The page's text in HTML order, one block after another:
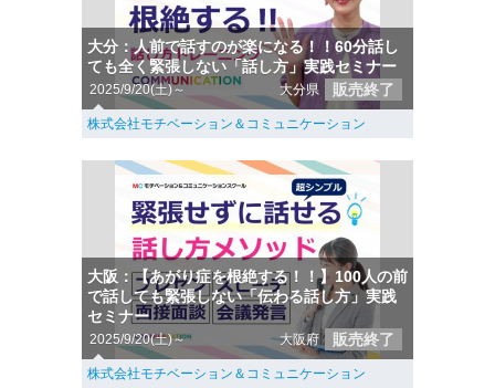
大分：人前で話すのが楽になる！！60分話し
ても全く緊張しない「話し方」実践セミナー
2025/9/20(土)～ 大分県 販売終了
株式会社モチベーション＆コミュニケーション
大阪：【あがり症を根絶する！！】100人の前
で話しても緊張しない「伝わる話し方」実践
セミナー
2025/9/20(土)～ 大阪府 販売終了
株式会社モチベーション＆コミュニケーション